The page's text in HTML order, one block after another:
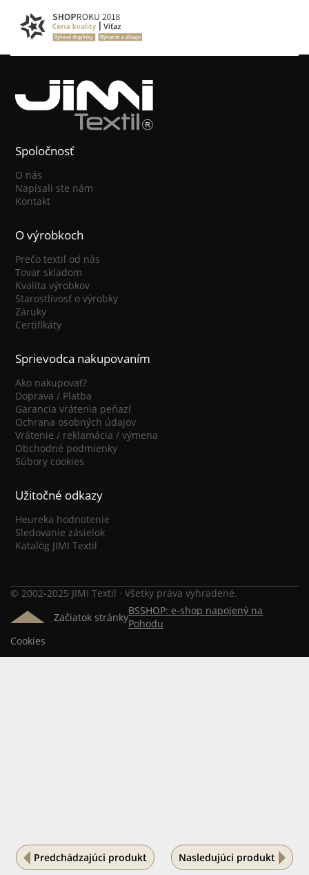
Predchádzajúci produkt Nasledujúci produkt
Spoločnosť
O nás
Napísali ste nám
Kontakt
O výrobkoch
Prečo textil od nás
Tovar skladom
Kvalita výrobkov
Starostlivosť o výrobky
Záruky
Certifikáty
Sprievodca nakupovaním
Ako nakupovať?
Doprava / Platba
Garancia vrátenia peňazí
Ochrana osobných údajov
Vrátenie / reklamácia / výmena
Obchodné podmienky
Súbory cookies
Užitočné odkazy
Heureka hodnotenie
Sledovanie zásielok
Katalóg JIMI Textil
© 2002-2025 JIMI Textil · Všetky práva vyhradené.
Začiatok stránkyBSSHOP: e-shop napojený na
Pohodu
Cookies